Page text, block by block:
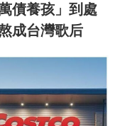
債養孩」到處
成台灣歌后